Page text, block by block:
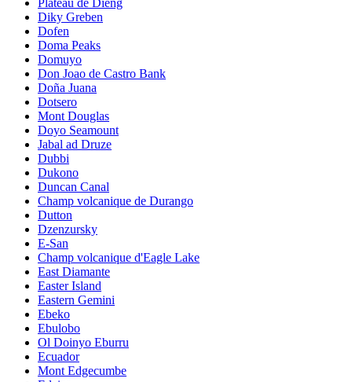
Diky Greben
Dofen
Doma Peaks
Domuyo
Don Joao de Castro Bank
Doña Juana
Dotsero
Mont Douglas
Doyo Seamount
Jabal ad Druze
Dubbi
Dukono
Duncan Canal
Champ volcanique de Durango
Dutton
Dzenzursky
E-San
Champ volcanique d'Eagle Lake
East Diamante
Easter Island
Eastern Gemini
Ebeko
Ebulobo
Ol Doinyo Eburru
Ecuador
Mont Edgecumbe